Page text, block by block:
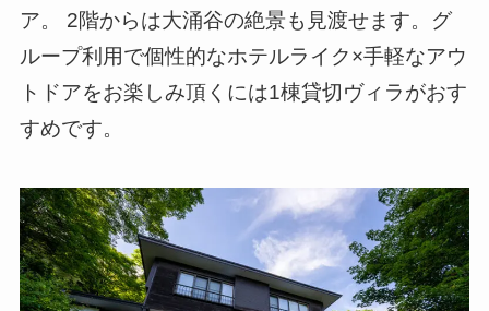
ア。 2階からは大涌谷の絶景も見渡せます。グ
ループ利用で個性的なホテルライク×手軽なアウ
トドアをお楽しみ頂くには1棟貸切ヴィラがおす
すめです。